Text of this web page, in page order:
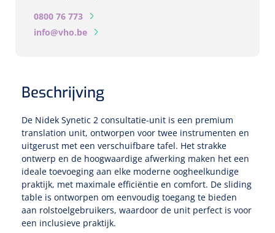
Spleetlampen
Spleetlamp
Speculaire Microscopen
Optotypeschermen
Lasers
0800 76 773
info@vho.be
Beschrijving
De Nidek Synetic 2 consultatie-unit is een premium
translation unit, ontworpen voor twee instrumenten en
uitgerust met een verschuifbare tafel. Het strakke
ontwerp en de hoogwaardige afwerking maken het een
ideale toevoeging aan elke moderne oogheelkundige
praktijk, met maximale efficiëntie en comfort. De sliding
table is ontworpen om eenvoudig toegang te bieden
aan rolstoelgebruikers, waardoor de unit perfect is voor
een inclusieve praktijk.